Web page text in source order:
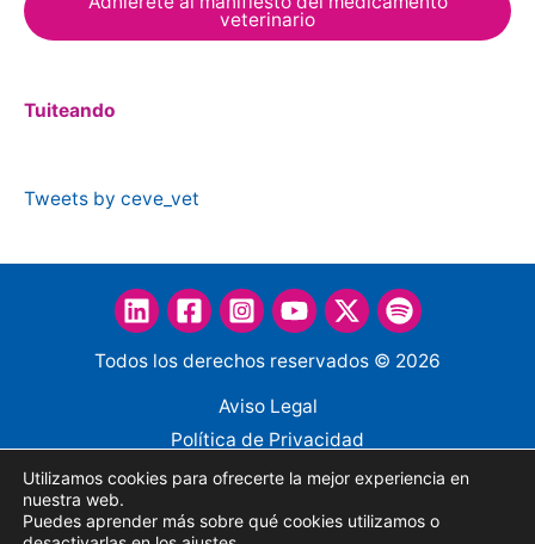
veterinario
Tuiteando
Tweets by ceve_vet
Todos los derechos reservados © 2026
Aviso Legal
Política de Privacidad
Política de Cookies
Política de Privacidad en redes sociales
Utilizamos cookies para ofrecerte la mejor experiencia en
nuestra web.
Puedes aprender más sobre qué cookies utilizamos o